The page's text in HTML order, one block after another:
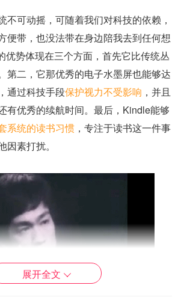
不可动摇，可随着我们对科技的依赖，
便带，也没法带在身边陪我去到任何想
优势体现在三个方面，首先它比传统丛
第二，它那优秀的电子水墨屏也能够达
通过科技手段保护视力不受影响 ，并且
有优秀的续航时间。最后，Kindle能够
系统的读书习惯 ，专注于读书这一件事
素打扰。
展开全文